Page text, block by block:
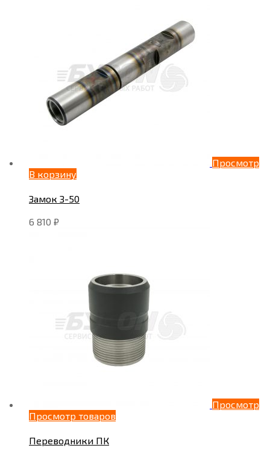
Просмотр
В корзину
Замок З-50
6 810 ₽
Просмотр
Просмотр товаров
Переводники ПК